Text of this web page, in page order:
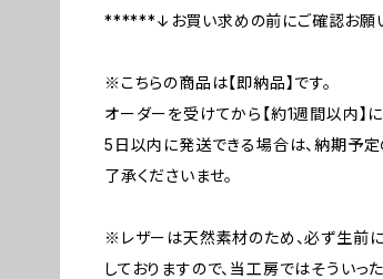
******↓お買い求めの前にご確認お
※こちらの商品は【即納品】です。
オーダーを受けてから【約1週間以内】
5日以内に発送できる場合は、納期予
了承くださいませ。
※レザーは天然素材のため、必ず生前
しておりますので、当工房ではそうい